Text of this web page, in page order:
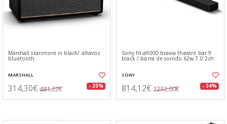
Marshall stanmore iii black/ altavoz
bluetooth
MARSHALL
314,30€ 481,22€ - 35%
Sony ht-a9000 bravia theatre bar 9
black / barra de sonido 62w 7.0.2ch
SONY
814,12€ 1232,00€ - 34%